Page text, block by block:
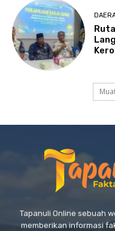
Tapanuli Online sebuah
memberikan informasi